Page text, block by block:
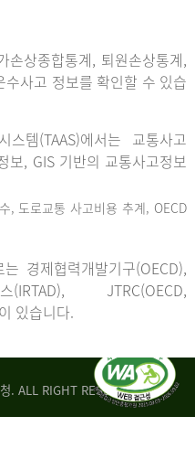
손상종합통계, 퇴원손상통계,
사고 정보를 확인할 수 있습
스템(TAAS)에서는 교통사고
보, GIS 기반의 교통사고정보
, 도로교통 사고비용 추계, OECD
경제협력개발기구(OECD),
스(IRTAD), JTRC(OECD,
있습니다.
. ALL RIGHT RESERVED